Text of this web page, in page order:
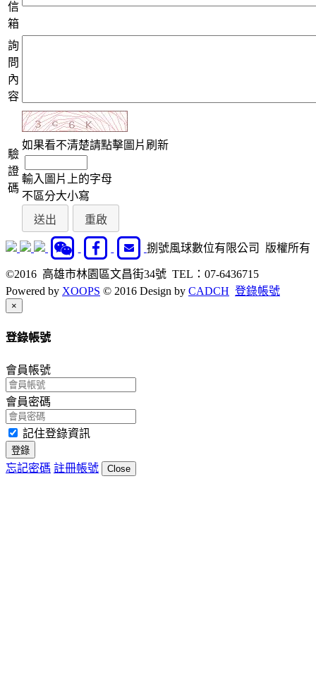
信
箱
詢
問
內
容
驗
證
碼
如果看不清楚請點擊圖片刷新
輸入圖片上的字母
不區分大小寫
捌號風球數位有限公司 版權所有
©2016 高雄市林園區文昌街34號 TEL：07-6436715
Powered by XOOPS © 2016 Design by CADCH 登錄帳號
×
登錄帳號
會員帳號
會員密碼
記住登錄資訊
登錄
忘記密碼 註冊帳號 Close